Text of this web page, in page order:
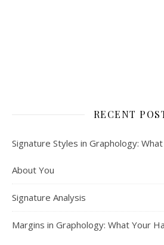
RECENT
Signature Styles in Graphology:
About You
Signature Analysis
Margins in Graphology: What Your